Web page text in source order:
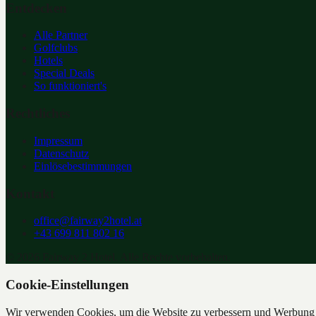
Alle Partner
Golfclubs
Hotels
Special Deals
So funktioniert's
Impressum
Datenschutz
Einlösebestimmungen
office@fairway2hotel.at
+43 699 811 802 16
Cookie-Einstellungen
Wir verwenden Cookies, um die Website zu verbessern und